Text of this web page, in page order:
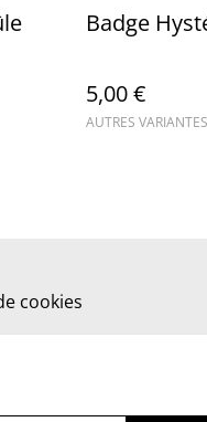
Badge
5,00 €
AUTRES
cookies